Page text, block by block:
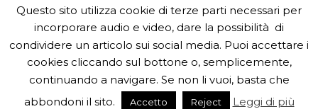
Per la rubrica de l'Astronomo risponde, per
inviarci le tue foto o i tuoi contributi, scrivici a
il form
Sei un insegnante? Scarica la nostrabrochureda
distribuire nella tua scuola e…
Questo sito utilizza cookie di terze parti necessari per
incorporare audio e video, dare la possibilità di
condividere un articolo sui social media. Puoi accettare i
cookies cliccando sul bottone o, semplicemente,
continuando a navigare. Se non li vuoi, basta che
abbondoni il sito.
Accetto Reject Leggi di più